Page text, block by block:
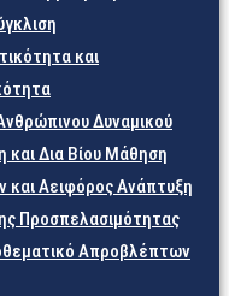
και
Δυναμικού
και Δια Βίου Μάθηση
και Αειφόρος Ανάπτυξη
Προσπελασιμότητας
Απροβλέπτων